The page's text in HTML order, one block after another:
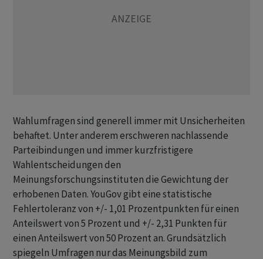
Wahlumfragen sind generell immer mit Unsicherheiten
behaftet. Unter anderem erschweren nachlassende
Parteibindungen und immer kurzfristigere
Wahlentscheidungen den
Meinungsforschungsinstituten die Gewichtung der
erhobenen Daten. YouGov gibt eine statistische
Fehlertoleranz von +/- 1,01 Prozentpunkten für einen
Anteilswert von 5 Prozent und +/- 2,31 Punkten für
einen Anteilswert von 50 Prozent an. Grundsätzlich
spiegeln Umfragen nur das Meinungsbild zum